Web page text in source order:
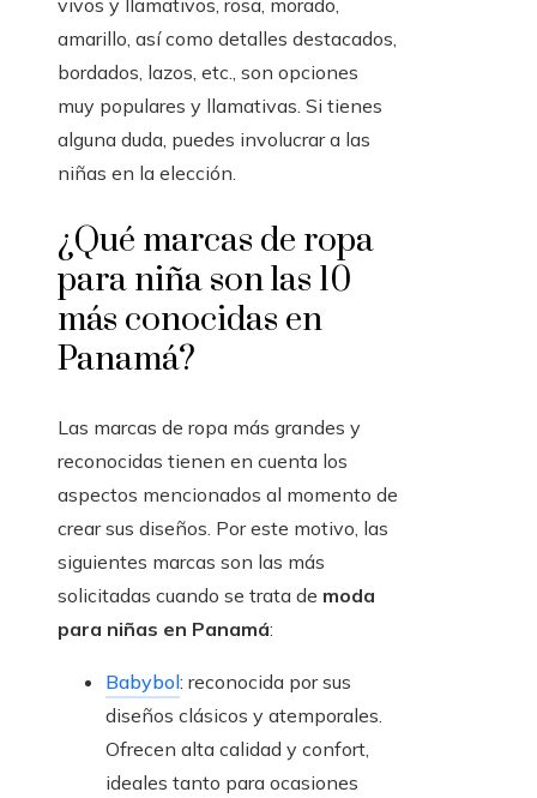
vivos y llamativos, rosa, morado,
amarillo, así como detalles destacados,
bordados, lazos, etc., son opciones
muy populares y llamativas. Si tienes
alguna duda, puedes involucrar a las
niñas en la elección.
¿Qué marcas de ropa
para niña son las 10
más conocidas en
Panamá?
Las marcas de ropa más grandes y
reconocidas tienen en cuenta los
aspectos mencionados al momento de
crear sus diseños. Por este motivo, las
siguientes marcas son las más
solicitadas cuando se trata de moda
para niñas en Panamá:
Babybol: reconocida por sus
diseños clásicos y atemporales.
Ofrecen alta calidad y confort,
ideales tanto para ocasiones